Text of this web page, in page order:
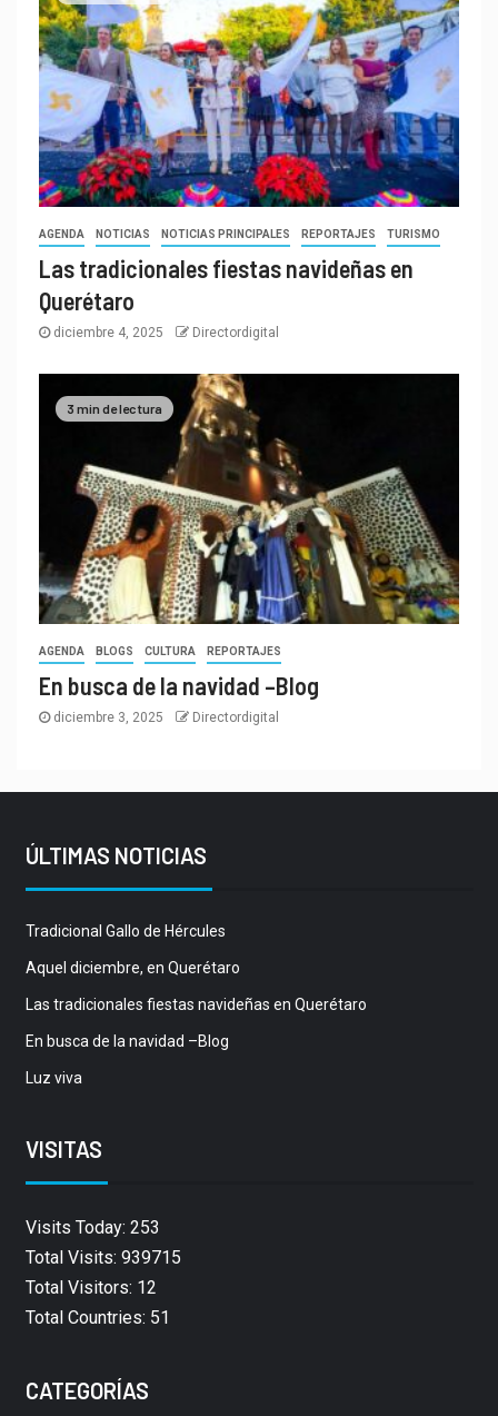
AGENDA NOTICIAS NOTICIAS PRINCIPALES REPORTAJES TURISMO
Las tradicionales fiestas navideñas en
Querétaro
diciembre 4, 2025 Directordigital
3 min de lectura
AGENDA BLOGS CULTURA REPORTAJES
En busca de la navidad –Blog
diciembre 3, 2025 Directordigital
ÚLTIMAS NOTICIAS
Tradicional Gallo de Hércules
Aquel diciembre, en Querétaro
Las tradicionales fiestas navideñas en Querétaro
En busca de la navidad –Blog
Luz viva
VISITAS
Visits Today: 253
Total Visits: 939715
Total Visitors: 12
Total Countries: 51
CATEGORÍAS